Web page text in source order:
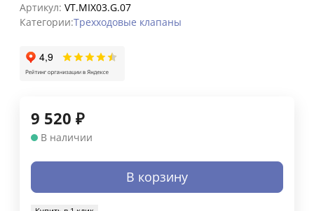
Артикул: VT.MIX03.G.07
Категории:Трехходовые клапаны
9 520 ₽
В наличии
В корзину